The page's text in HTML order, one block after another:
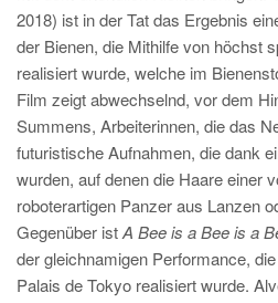
2018) ist in der Tat das Ergebnis
der Bienen, die Mithilfe von höchst
realisiert wurde, welche im
Film zeigt abwechselnd, vor dem
Summens, Arbeiterinnen, die das
futuristische Aufnahmen, die dank
wurden, auf denen die Haare einer
roboterartigen Panzer aus Lanzen
Gegenüber istA Bee is a Bee is a
der gleichnamigen Performance,
Palais de Tokyo realisiert wurde.